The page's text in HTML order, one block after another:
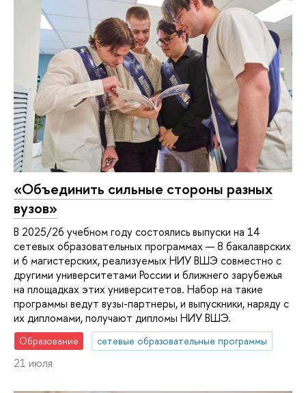
«Объединить сильные стороны разных
вузов»
В 2025/26 учебном году состоялись выпуски на 14
сетевых образовательных программах — 8 бакалаврских
и 6 магистерских, реализуемых НИУ ВШЭ совместно с
другими университетами России и ближнего зарубежья
на площадках этих университетов. Набор на такие
программы ведут вузы-партнеры, и выпускники, наряду с
их дипломами, получают дипломы НИУ ВШЭ.
Образование сетевые образовательные программы
21 июля